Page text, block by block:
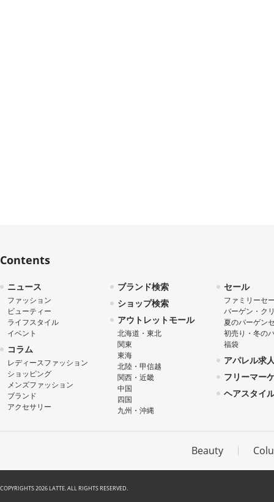
Contents
ニュース
ファッション
ビューティー
ライフスタイル
イベント
コラム
レディースファッション
ショッピング
メンズファッション
ブランド
アクセサリー
ブランド検索
ショップ検索
アウトレットモール
北海道・東北
関東
東海
北陸・甲信越
関西・近畿
中国
四国
九州・沖縄
セール
ファミリーセ
バーゲン・ク
夏のバーゲン
初売り・冬の
福袋
アパレル求
フリーマー
ヘアスタイ
Beauty
COPYRIGHTS 2026 LATTE. ALL RIGHTS RESERVED.